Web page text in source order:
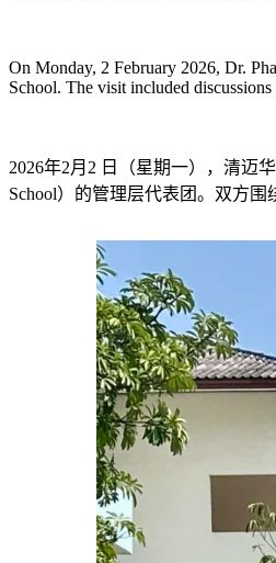
On Monday, 2 February 2026, Dr.
School. The visit included
2026年2月2 日（星期一），清迈
School）的管理层代表团。双方